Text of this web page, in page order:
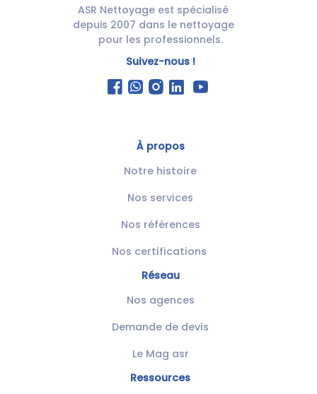
ASR Nettoyage est spécialisé
depuis 2007 dans le nettoyage
pour les professionnels.
Suivez-nous !
À propos
Notre histoire
Nos services
Nos références
Nos certifications
Réseau
Nos agences
Demande de devis
Le Mag asr
Ressources